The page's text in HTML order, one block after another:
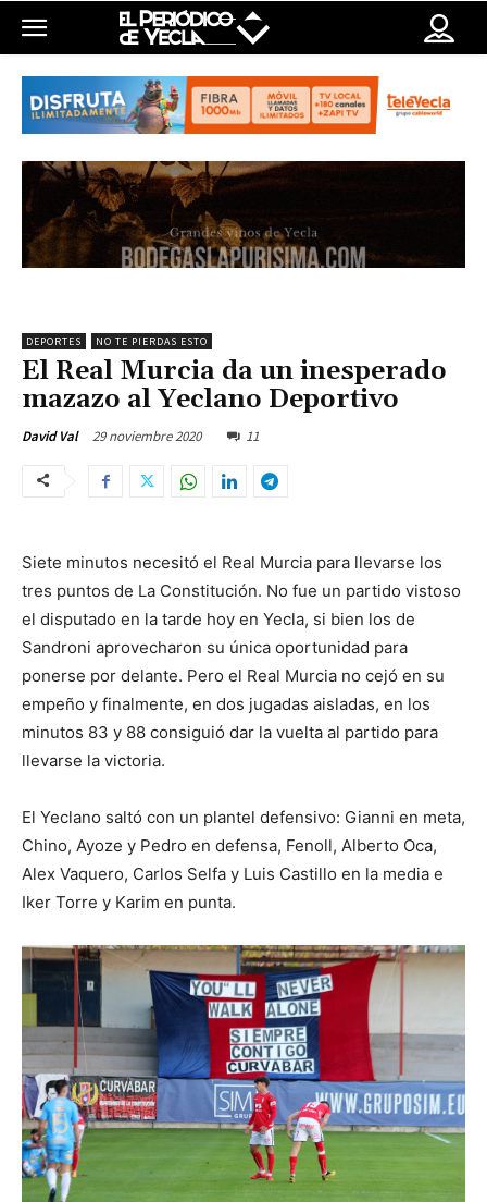
DEPORTES NO TE PIERDAS ESTO
El Real Murcia da un inesperado
mazazo al Yeclano Deportivo
David Val 29 noviembre 2020 11
Siete minutos necesitó el Real Murcia para llevarse los
tres puntos de La Constitución. No fue un partido vistoso
el disputado en la tarde hoy en Yecla, si bien los de
Sandroni aprovecharon su única oportunidad para
ponerse por delante. Pero el Real Murcia no cejó en su
empeño y finalmente, en dos jugadas aisladas, en los
minutos 83 y 88 consiguió dar la vuelta al partido para
llevarse la victoria.
El Yeclano saltó con un plantel defensivo: Gianni en meta,
Chino, Ayoze y Pedro en defensa, Fenoll, Alberto Oca,
Alex Vaquero, Carlos Selfa y Luis Castillo en la media e
Iker Torre y Karim en punta.